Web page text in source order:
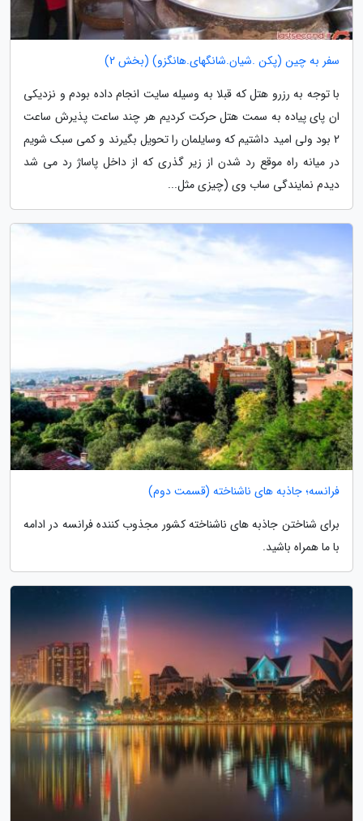
سفر به چین (پکن .شیان.شانگهای.هانگزو) (بخش 2)
با توجه به رزرو هتل که قبلا به وسیله سایت انجام داده بودم و نزدیکی
ان پای پیاده به سمت هتل حرکت کردیم هر چند ساعت پذیرش ساعت
2 بود ولی امید داشتیم که وسایلمان را تحویل بگیرند و کمی سبک شویم
در میانه راه موقع رد شدن از زیر گذری که از داخل پاساژ رد می شد
دیدم نمایندگی ساب وی (چیزی مثل...
فرانسه؛ جاذبه های ناشناخته (قسمت دوم)
برای شناختن جاذبه های ناشناخته کشور مجذوب کننده فرانسه در ادامه
با ما همراه باشید.